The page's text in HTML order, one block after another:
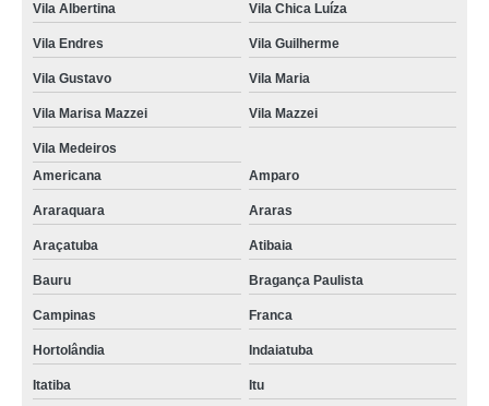
Vila Albertina Vila Chica Luíza
Vila Endres Vila Guilherme
Vila Gustavo Vila Maria
Vila Marisa Mazzei Vila Mazzei
Vila Medeiros
Americana
Amparo
Araraquara Araras
Araçatuba Atibaia
Bauru Bragança Paulista
Campinas Franca
Hortolândia Indaiatuba
Itatiba Itu